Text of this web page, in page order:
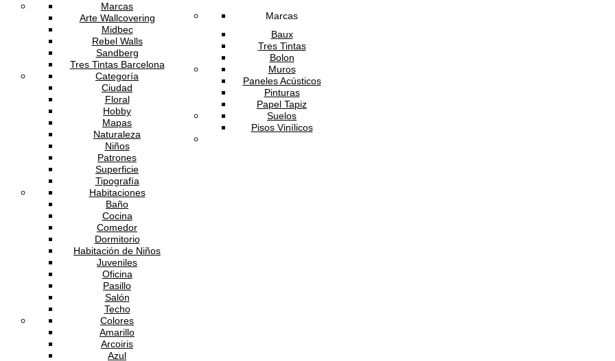
Marcas
Arte Wallcovering
Midbec
Rebel Walls
Sandberg
Tres Tintas Barcelona
Categoría
Ciudad
Floral
Hobby
Mapas
Naturaleza
Niños
Patrones
Superficie
Tipografía
Habitaciones
Baño
Cocina
Comedor
Dormitorio
Habitación de Niños
Juveniles
Oficina
Pasillo
Salón
Techo
Colores
Amarillo
Arcoiris
Azul
Marcas
Baux
Tres Tintas
Bolon
Muros
Paneles Acústicos
Pinturas
Papel Tapiz
Suelos
Pisos Vinílicos
obra.
empeño por perfeccionar su técnica, en su empeño por conseguir plasmar una melodía o aroma sobre el lienzo.